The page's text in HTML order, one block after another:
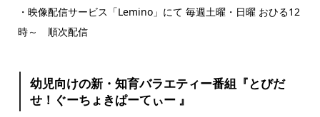
・映像配信サービス「Lemino」にて 毎週土曜・日曜 おひる12
時～ 順次配信
幼児向けの新・知育バラエティー番組『とびだ
せ！ぐーちょきぱーてぃー 』